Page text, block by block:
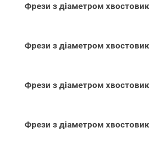
Фрези з діаметром
Фрези з діаметром
Фрези з діаметром
Фрези з діаметром